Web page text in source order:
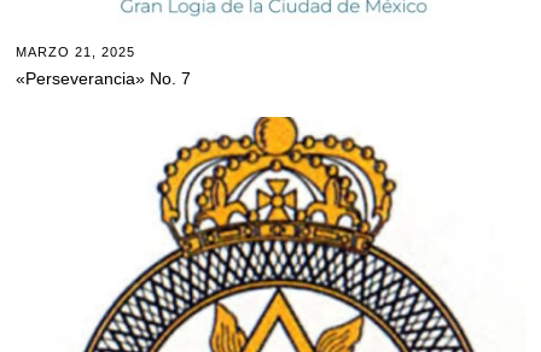
MARZO 21, 2025
«Perseverancia» No. 7